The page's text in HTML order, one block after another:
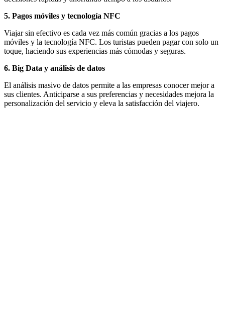
5. Pagos móviles y tecnología NFC
Viajar sin efectivo es cada vez más común gracias a los pagos
móviles y la tecnología NFC. Los turistas pueden pagar con solo un
toque, haciendo sus experiencias más cómodas y seguras.
6. Big Data y análisis de datos
El análisis masivo de datos permite a las empresas conocer mejor a
sus clientes. Anticiparse a sus preferencias y necesidades mejora la
personalización del servicio y eleva la satisfacción del viajero.